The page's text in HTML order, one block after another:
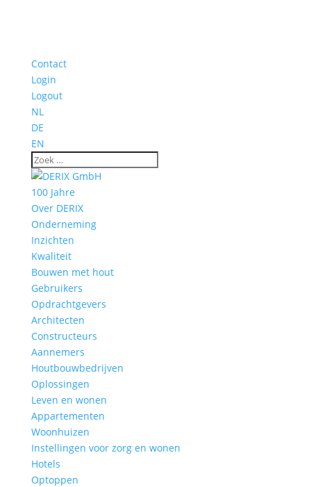
Contact
Login
Logout
NL
DE
EN
100 Jahre
Over DERIX
Onderneming
Inzichten
Kwaliteit
Bouwen met hout
Gebruikers
Opdrachtgevers
Architecten
Constructeurs
Aannemers
Houtbouwbedrijven
Oplossingen
Leven en wonen
Appartementen
Woonhuizen
Instellingen voor zorg en wonen
Hotels
Optoppen